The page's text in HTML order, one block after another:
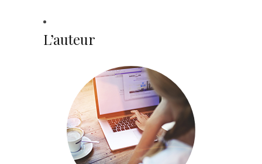
L’auteur